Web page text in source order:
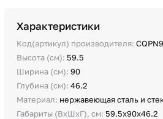
Характеристики
Код(артикул) производителя:
Высота (см): 59.5
Ширина (см):90
Глубина (см):46.2
Материал: нержавеющая сталь и
Габариты (ВхШхГ), см: 59.5x90x46.2